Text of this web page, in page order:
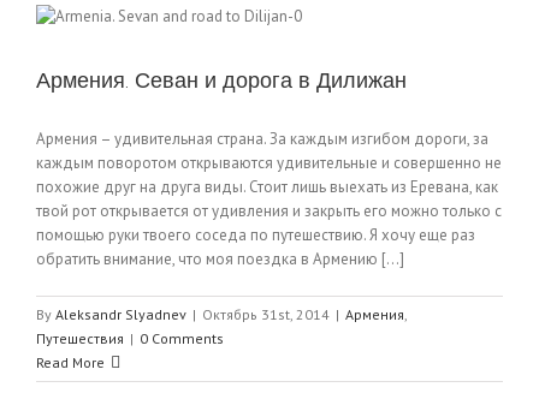
Армения. Севан и дорога в Дилижан
Армения – удивительная страна. За каждым изгибом дороги, за
каждым поворотом открываются удивительные и совершенно не
похожие друг на друга виды. Стоит лишь выехать из Еревана, как
твой рот открывается от удивления и закрыть его можно только с
помощью руки твоего соседа по путешествию. Я хочу еще раз
обратить внимание, что моя поездка в Армению [...]
By Aleksandr Slyadnev | Октябрь 31st, 2014 | Армения,
Путешествия | 0 Comments
Read More